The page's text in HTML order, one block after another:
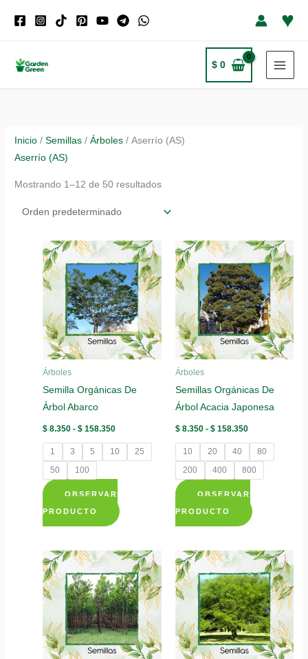
♥
$ 0
Inicio /Semillas /Árboles / Aserrío (AS)
Aserrío (AS)
Mostrando 1–12 de 50 resultados
Árboles
Semilla Orgánicas De
Árbol Abarco
$ 8.350 - $ 158.350
precios:
hasta
$ 158.350
1 3 5 10
25
50
100
OBSERVAR
PRODUCTO
Este
múltiples
variantes.
Las
opciones
se
pueden
Árboles
Semillas Orgánicas De
Árbol Acacia Japonesa
$8.350 - $158.350Rango
precios:
$ 8.350
hasta
$ 158.350
10 20 40
80
200
400 800
OBSERVAR
PRODUCTO
Este
múltiples
variantes.
Las
opciones
se
pueden